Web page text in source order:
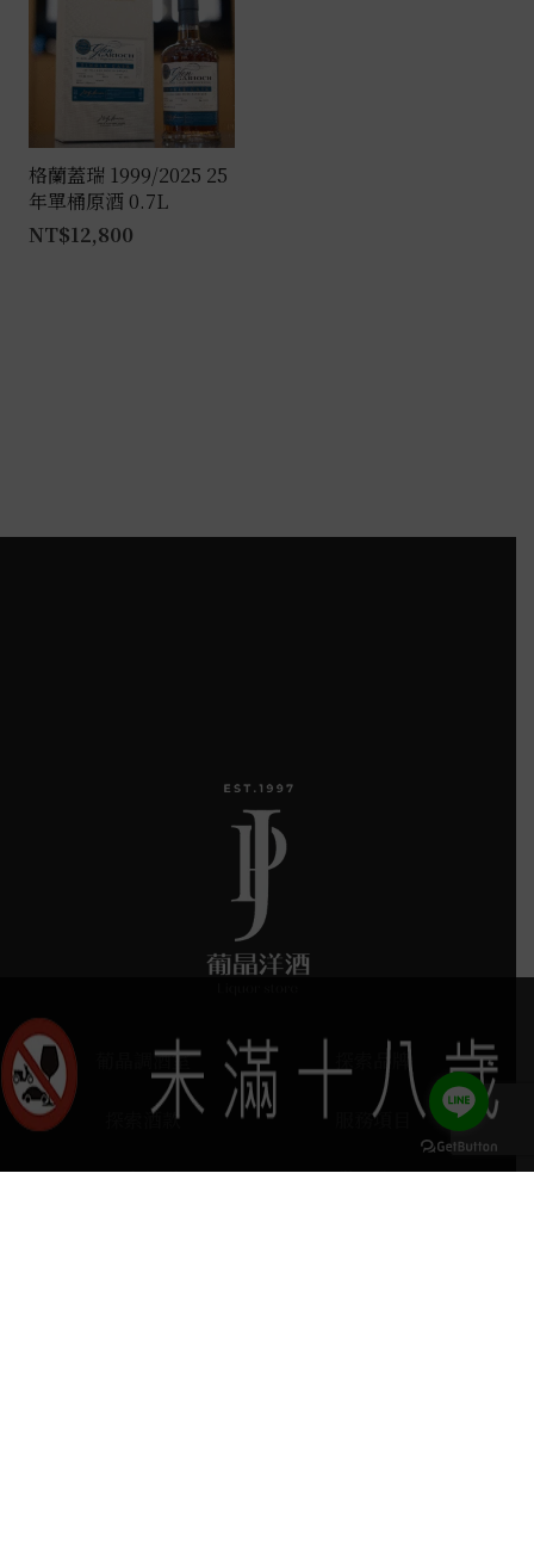
格蘭蓋瑞 1999/2025 25
年單桶原酒 0.7L
NT$12,800
葡晶調酒室 探索品牌
探索酒款 服務項目
門市據點 聯絡我們